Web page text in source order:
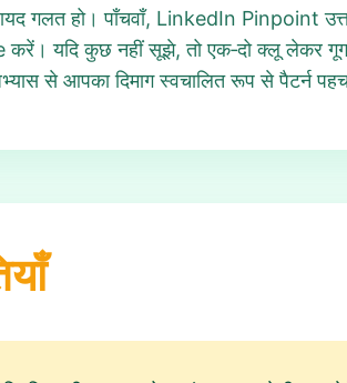
गलत हो। पाँचवाँ, LinkedIn Pinpoint
यदि कुछ नहीं सूझे, तो एक‑दो क्लू लेकर गूगल
से आपका दिमाग स्वचालित रूप से पैटर्न